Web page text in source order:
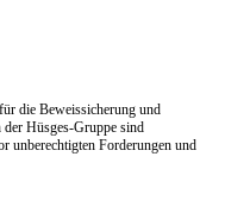
die Beweissicherung und
Hüsges-Gruppe sind
unberechtigten Forderungen und